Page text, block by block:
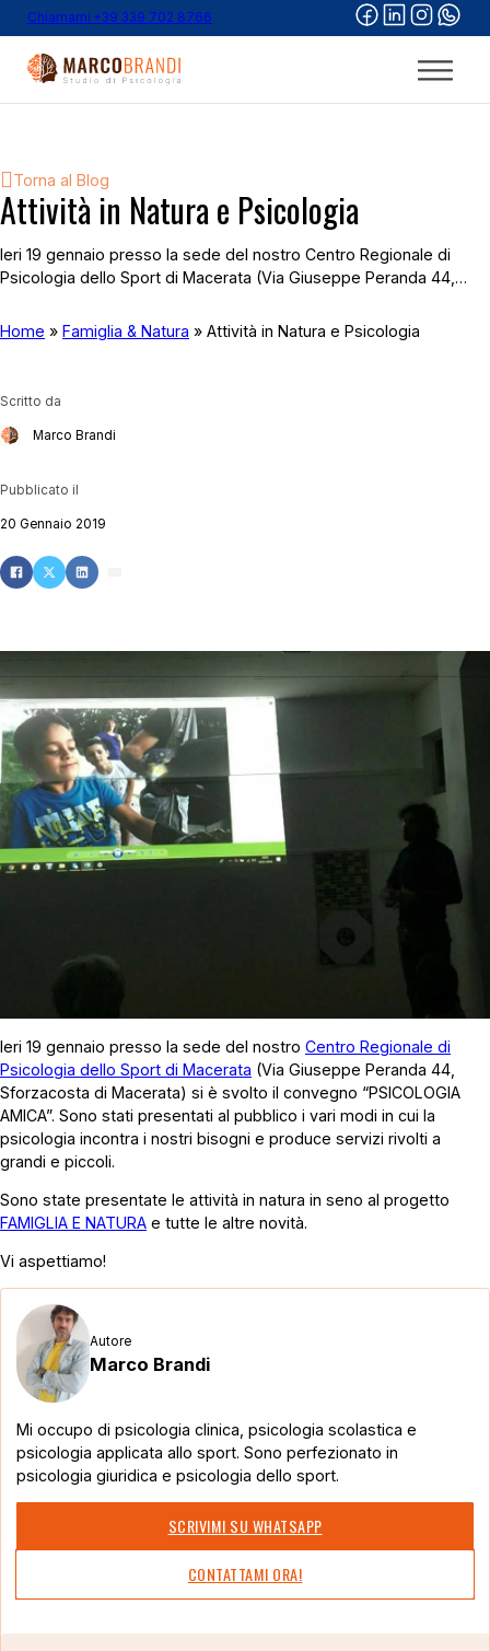
Chiamami +39 339 702 8766
Attività in Natura e Psicologia
Ieri 19 gennaio presso la sede del nostro Centro Regionale di
Psicologia dello Sport di Macerata (Via Giuseppe Peranda 44,…
Home » Famiglia & Natura » Attività in Natura e Psicologia
Scritto da
Marco Brandi
Pubblicato il
20 Gennaio 2019
Torna al Blog
Ieri 19 gennaio presso la sede del nostro Centro Regionale di
Psicologia dello Sport di Macerata (Via Giuseppe Peranda 44,
Sforzacosta di Macerata) si è svolto il convegno “PSICOLOGIA
AMICA”. Sono stati presentati al pubblico i vari modi in cui la
psicologia incontra i nostri bisogni e produce servizi rivolti a
grandi e piccoli.
Sono state presentate le attività in natura in seno al progetto
FAMIGLIA E NATURA e tutte le altre novità.
Vi aspettiamo!
Autore
Marco Brandi
Mi occupo di psicologia clinica, psicologia scolastica e
psicologia applicata allo sport. Sono perfezionato in
psicologia giuridica e psicologia dello sport.
SCRIVIMI SU WHATSAPP
CONTATTAMI ORA!